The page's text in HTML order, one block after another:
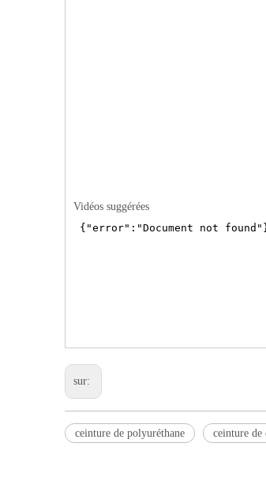
Vidéos suggérées
sur:
ceinture de polyuréthane ceinture